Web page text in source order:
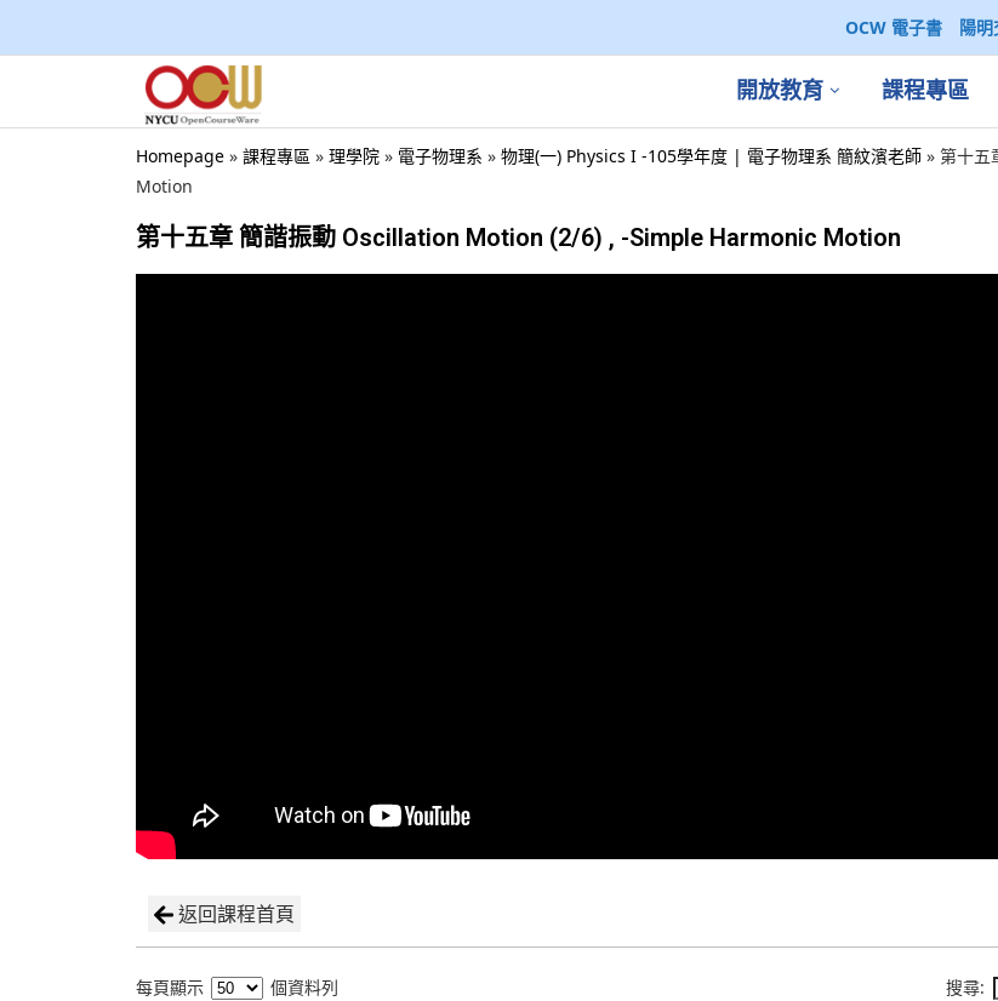
OCW 電子書 陽明
開放教育 課程專區
Homepage » 課程專區 » 理學院 » 電子物理系 » 物理(一) Physics I -105學年度 | 電子物理系 簡紋濱老師 » 第十
Motion
第十五章 簡諧振動 Oscillation Motion (2/6) , -Simple Harmonic Motion
返回課程首頁
每頁顯示 個資料列 搜尋: